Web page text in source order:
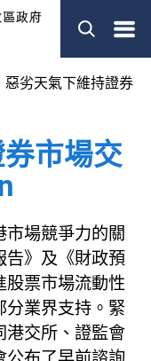
菜
惡劣天氣下維持證券
市場交
市場競爭力的關
告》及《財政預
股票市場流動性
分業界支持。緊
港交所、證監會